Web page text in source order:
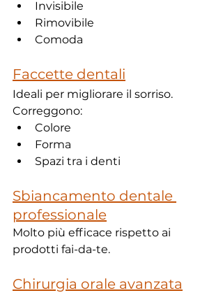
Invisibile
Rimovibile
Comoda
Faccette dentali
Ideali per migliorare il sorriso.
Correggono:
Colore
Forma
Spazi tra i denti
Sbiancamento dentale
professionale
Molto più efficace rispetto ai
prodotti fai-da-te.
Chirurgia orale avanzata